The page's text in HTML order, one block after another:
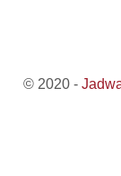
© 2020 -